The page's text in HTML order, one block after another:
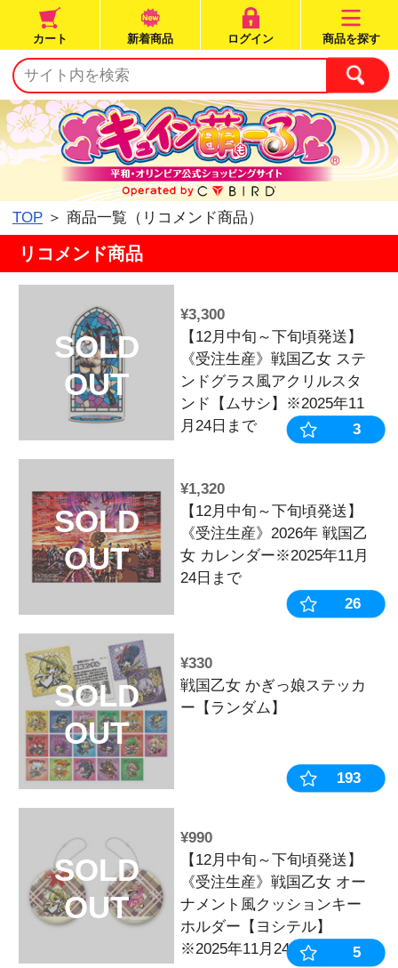
カート 新着商品 ログイン
＞ 商品一覧（リコメンド商品）
リコメンド商品
SOLD
OUT
¥3,300
《受注生産》
ンドグラス風
月24日まで
SOLD
OUT
¥1,320
《受注生産
女 カレンダ
¥330